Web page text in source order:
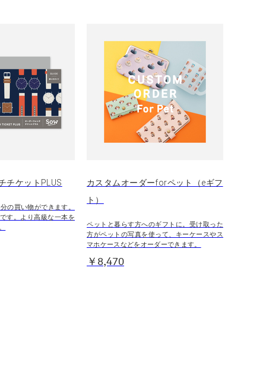
チケットPLUS
の買い物ができます。
す。より高級な一本を
カスタムオーダーforペット（eギフ
ト）
ペットと暮らす方へのギフトに。受け取った
方がペットの写真を使って、キーケースやス
マホケースなどをオーダーできます。
￥8,470